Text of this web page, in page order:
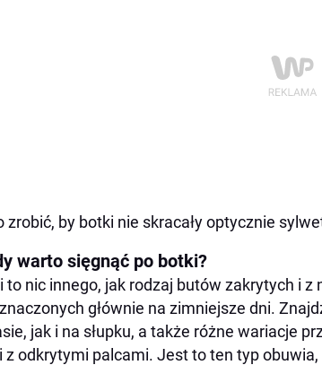
zrobić, by botki nie skracały optycznie
warto sięgnąć po botki?
to nic innego, jak rodzaj butów zakrytych i
głównie na zimniejsze dni.
jak i na słupku, a także różne wariacje
z odkrytymi palcami. Jest to ten typ